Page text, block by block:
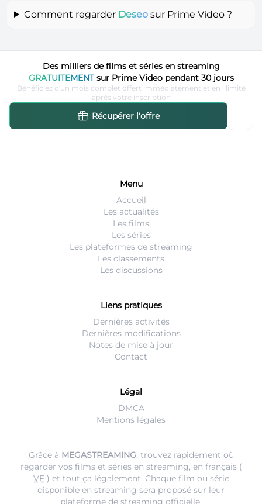
Comment regarder Deseosur Prime Video ?
Des milliers de films et séries en streaming
GRATUITEMENTsur Prime Video pendant 30 jours
Bénéficiez d'un mois complet offert immédiatement et en illimité
après votre inscription
Récupérer l'offre
Menu
Accueil
Les actualités
Les films
Les séries
Les plateformes de streaming
Les classements
Les discussions
Liens pratiques
Dernières activités
Dernières modifications
Notes de mise à jour
Contact
Légal
DMCA
Mentions légales
Grâce à MEGASTREAMING, trouvez rapidement où
regarder vos films et séries en streaming, en français (
VF) et tout ça légalement. Chaque film ou série
disponible en streaming sera proposé sur leur
plateforme de streaming officielle.